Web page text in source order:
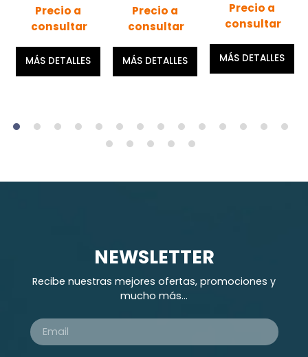
Precio a
consultar
DETALLES
Precio a
consultar
MÁS DETALLES
Precio a
consultar
MÁS DETALLES
NEWSLETTER
Recibe nuestras mejores ofertas, promociones y
mucho más...